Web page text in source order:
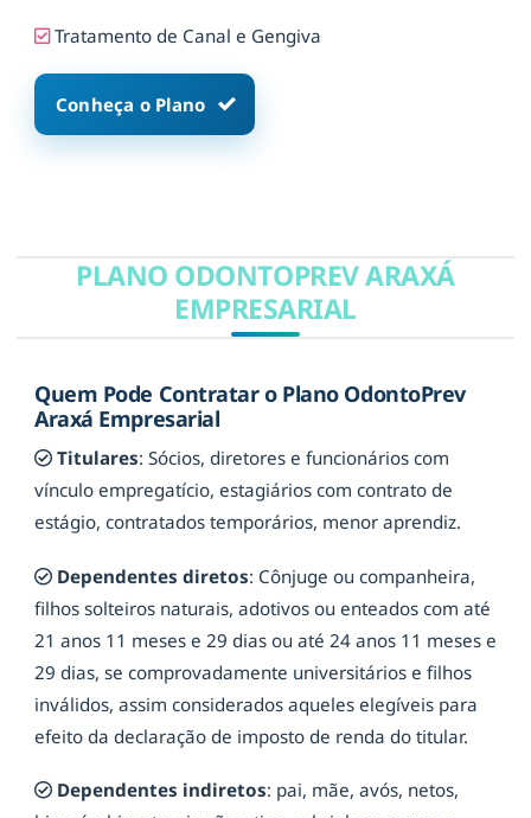
Tratamento de Canal e Gengiva
Conheça o Plano
PLANO ODONTOPREV ARAXÁ
EMPRESARIAL
Quem Pode Contratar o Plano OdontoPrev
Araxá Empresarial
Titulares: Sócios, diretores e funcionários com
vínculo empregatício, estagiários com contrato de
estágio, contratados temporários, menor aprendiz.
Dependentes diretos: Cônjuge ou companheira,
filhos solteiros naturais, adotivos ou enteados com até
21 anos 11 meses e 29 dias ou até 24 anos 11 meses e
29 dias, se comprovadamente universitários e filhos
inválidos, assim considerados aqueles elegíveis para
efeito da declaração de imposto de renda do titular.
Dependentes indiretos: pai, mãe, avós, netos,